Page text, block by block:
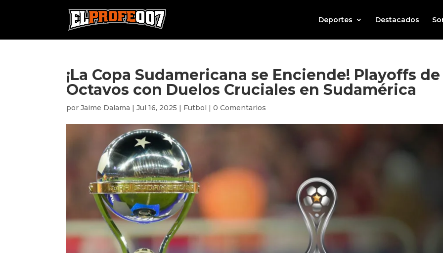
Deportes Destacados
¡La Copa Sudamericana se Enciende! Playoffs de
Octavos con Duelos Cruciales en Sudamérica
porJaime Dalama |Jul 16, 2025 | Futbol |0 Comentarios